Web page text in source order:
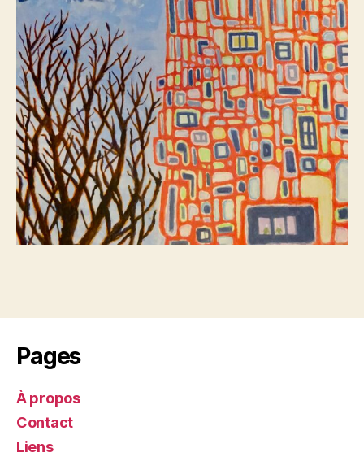
Pages
À propos
Contact
Liens